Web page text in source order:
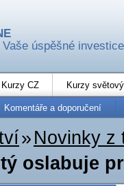
úspěšné investice
Kurzy CZ Kurzy
Komentáře a doporučení
» Novinky z
oslabuje